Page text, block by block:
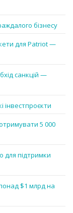
бізнесу
для Patriot —
санкцій —
5 000
для підтримки
$1 млрд на